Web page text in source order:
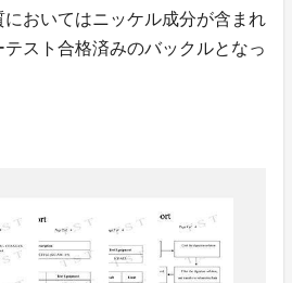
においてはニッケル成分が含まれ
スト合格済みのバックルとなっ